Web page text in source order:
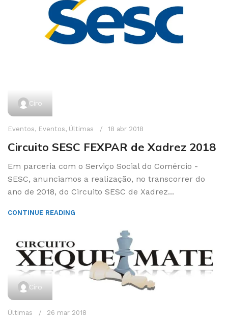
Ciro
Eventos, Eventos, Últimas 18 abr 2018
Circuito SESC FEXPAR de Xadrez 2018
Em parceria com o Serviço Social do Comércio -
SESC, anunciamos a realização, no transcorrer do
ano de 2018, do Circuito SESC de Xadrez...
CONTINUE READING
Ciro
Últimas 26 mar 2018